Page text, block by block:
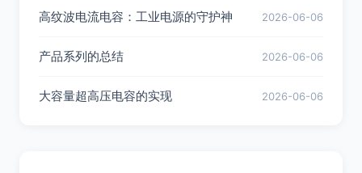
高纹波电流电容：工业电源的守护神 2026-06-06
产品系列的总结 2026-06-06
大容量超高压电容的实现 2026-06-06